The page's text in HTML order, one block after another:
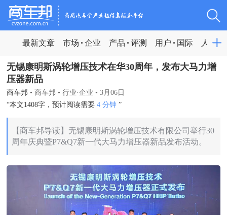
最新文章 市场 企业 产品 评测 用户 国际 人物
无锡康明斯涡轮增压技术在华30周年，发布大马力增
压器新品
商车邦 • 商车邦 • 行业·企业 • 3月06日
“本文1408字，预计阅读需要4 分钟”
【商车邦导读】无锡康明斯涡轮增压技术有限公司举行30
周年庆典暨P7&Q7新一代大马力增压器新品发布活动。